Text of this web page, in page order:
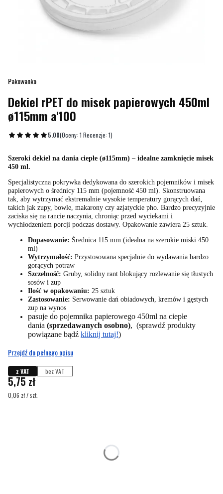
Pakowanko
Dekiel rPET do misek papierowych 450ml
ø115mm a'100
5.00(Oceny: 1 Recenzje: 1)
Szeroki dekiel na dania ciepłe (ø115mm) – idealne zamknięcie misek
450 ml.
Specjalistyczna pokrywka dedykowana do szerokich pojemników i misek
papierowych o średnicy 115 mm (pojemność 450 ml). Skonstruowana
tak, aby wytrzymać ekstremalnie wysokie temperatury gorących dań,
takich jak zupy, bowle, makarony czy azjatyckie pho. Bardzo precyzyjnie
zaciska się na rancie naczynia, chroniąc przed wyciekami i
wychłodzeniem porcji podczas dostawy. Opakowanie zawiera 25 sztuk.
Dopasowanie: Średnica 115 mm (idealna na szerokie miski 450
ml)
Wytrzymałość: Przystosowana specjalnie do wydawania bardzo
gorących potraw
Szczelność: Gruby, solidny rant blokujący rozlewanie się tłustych
sosów i zup
Ilość w opakowaniu: 25 sztuk
Zastosowanie: Serwowanie dań obiadowych, kremów i gęstych
zup na wynos
pasuje do pojemnika papierowego 450ml na ciepłe
dania (sprzedawanych osobno), (sprawdź produkty
powiązane bądź kliknij tutaj!)
Przejdź do pełnego opisu
z VAT bez VAT
Cena
5,75 zł
0,06 zł / szt.